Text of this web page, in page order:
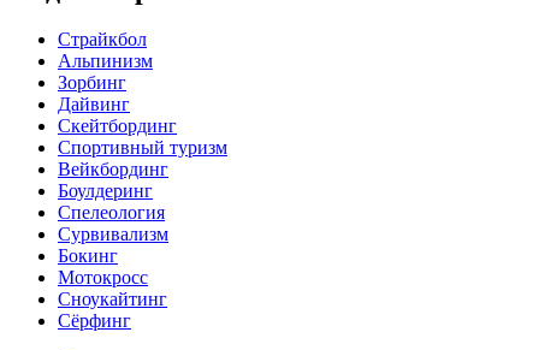
Страйкбол
Альпинизм
Зорбинг
Дайвинг
Скейтбординг
Спортивный туризм‎
Вейкбординг
Боулдеринг
Спелеология
Сурвивализм
Бокинг
Мотокросс
Сноукайтинг
Сёрфинг